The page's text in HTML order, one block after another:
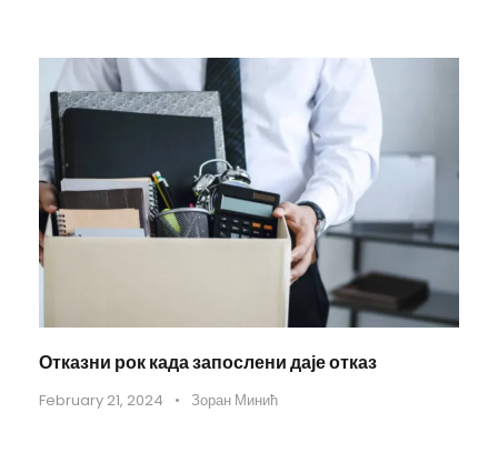
Отказни рок када запослени даје отказ
February 21, 2024 • Зоран Минић